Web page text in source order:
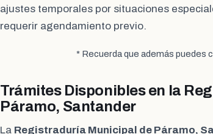
ajustes temporales por situaciones
requerir agendamiento previo.
* Recuerda que además puedes
Trámites Disponibles en la
Páramo, Santander
La Registraduría Municipal de Páramo,